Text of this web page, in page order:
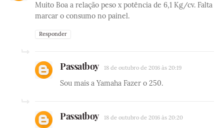
Muito Boa a relação peso x potência de 6,1 Kg/cv. Falta
marcar o consumo no painel.
Responder
Passatboy 18 de outubro de 2016 às 20:19
Sou mais a Yamaha Fazer o 250.
Passatboy 18 de outubro de 2016 às 20:20